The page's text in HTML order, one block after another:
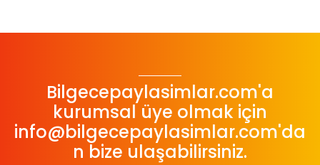
Bilgecepaylasimlar.com'a
kurumsal üye olmak için
info@bilgecepaylasimlar.com'da
n bize ulaşabilirsiniz.